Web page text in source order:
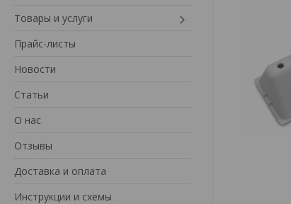
Товары и услуги
Прайс-листы
Новости
Статьи
О нас
Отзывы
Доставка и оплата
Инструкции и схемы